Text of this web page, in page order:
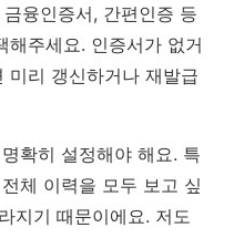
융인증서, 간편인증 등
해주세요. 인증서가 없거
미리 갱신하거나 재발급
확히 설정해야 해요. 특
체 이력을 모두 보고 싶
지기 때문이에요. 저도